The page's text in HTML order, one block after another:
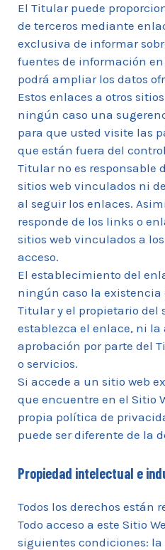
El Titular puede
de terceros mediante
exclusiva de informar
fuentes de información
podrá ampliar los datos
Estos enlaces a otros
ningún caso una
para que usted visite las
que están fuera del
Titular no es responsable
sitios web vinculados ni
al seguir los enlaces.
responde de los links o
sitios web vinculados a
acceso.
El establecimiento del
ningún caso la existencia
Titular y el propietario del
establezca el enlace, ni la
aprobación por parte del
o servicios.
Si accede a un sitio web
que encuentre en el Sitio
propia política de
puede ser diferente de la
Propiedad intelectual e
Todos los derechos están
Todo acceso a este Sitio
siguientes condiciones: